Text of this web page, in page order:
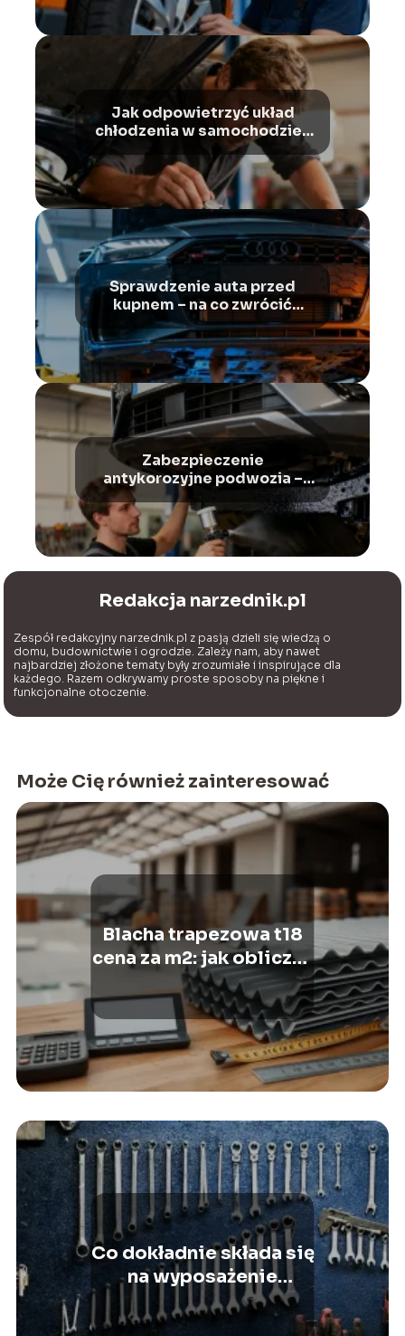
Jak odpowietrzyć układ
chłodzenia w samochodzie?
Poradnik krok po kroku
Sprawdzenie auta przed
kupnem – na co zwrócić
uwagę?
Zabezpieczenie
antykorozyjne podwozia –
jak wykonać krok po kroku?
Redakcja narzednik.pl
Zespół redakcyjny narzednik.pl z pasją dzieli się wiedzą o
domu, budownictwie i ogrodzie. Zależy nam, aby nawet
najbardziej złożone tematy były zrozumiałe i inspirujące dla
każdego. Razem odkrywamy proste sposoby na piękne i
funkcjonalne otoczenie.
Może Cię również zainteresować
Blacha trapezowa t18
cena za m2: jak obliczyć
całkowity koszt?
Co dokładnie składa się
na wyposażenie
warsztatu
samochodowego?